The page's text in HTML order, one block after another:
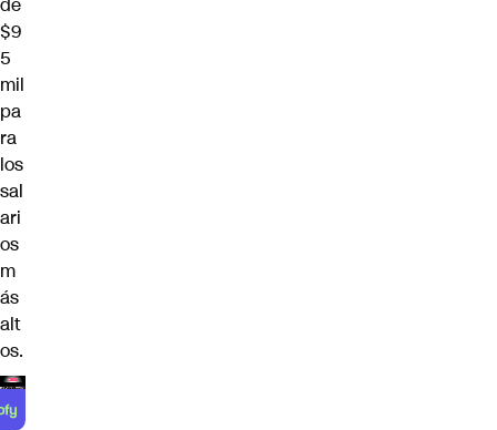
$9
5
mil
pa
ra
los
sal
ari
os
m
ás
alt
os.